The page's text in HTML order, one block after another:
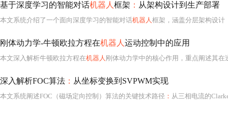
基于深度学习的智能对话机器人 框架 ： 从架构设计到生产部署
本文系统介绍了一个面向深度学习的智能对话机器人框架，涵盖分层架构设计（接口层、对话管理层、NLU/NLG层、知识层、模型服务层）、核心模块实现（对话状态管理、意图识别与实体抽取、向量数据库
刚体动力学-牛顿欧拉方程在机器人 运动控制中的应用
本文深入解析牛顿欧拉方程在机器人 刚体动力学中的核心作用，重点阐述其在逆向动力学求解中的应用。内容涵盖平动与转动方程的物理意义、递归牛顿欧拉算法（RNEA）的内
深入解析FOC算法 ： 从坐标变换到SVPWM实现
本文系统阐述FOC（磁场定向控制）算法的关键技术路径 ： 从三相电流的Clarke变换（α-β坐标系映射）、Park变换（d-q坐标系解